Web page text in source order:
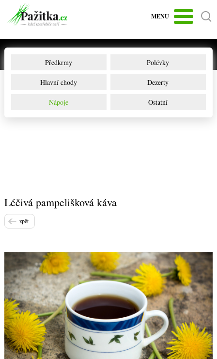
MENU
Předkrmy Polévky
Hlavní chody Dezerty
Nápoje Ostatní
Léčivá pampelišková káva
zpět